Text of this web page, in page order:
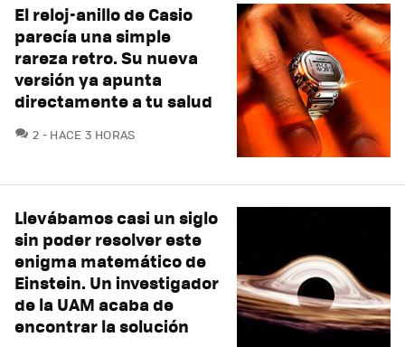
El reloj-anillo de Casio
parecía una simple
rareza retro. Su nueva
versión ya apunta
directamente a tu salud
2 COMENTARIOS
HACE 3 HORAS
Llevábamos casi un siglo
sin poder resolver este
enigma matemático de
Einstein. Un investigador
de la UAM acaba de
encontrar la solución